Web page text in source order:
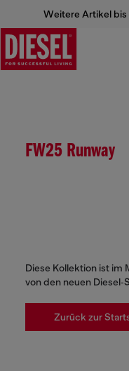
Weitere Artikel
FW25 Runway
Diese Kollektion ist im
von den neuen
Zurück zur